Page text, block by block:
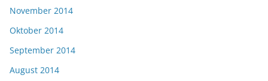
November 2014
Oktober 2014
September 2014
August 2014